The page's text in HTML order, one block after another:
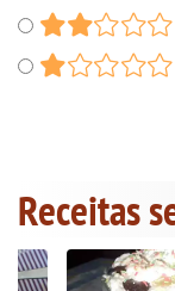
Receitas